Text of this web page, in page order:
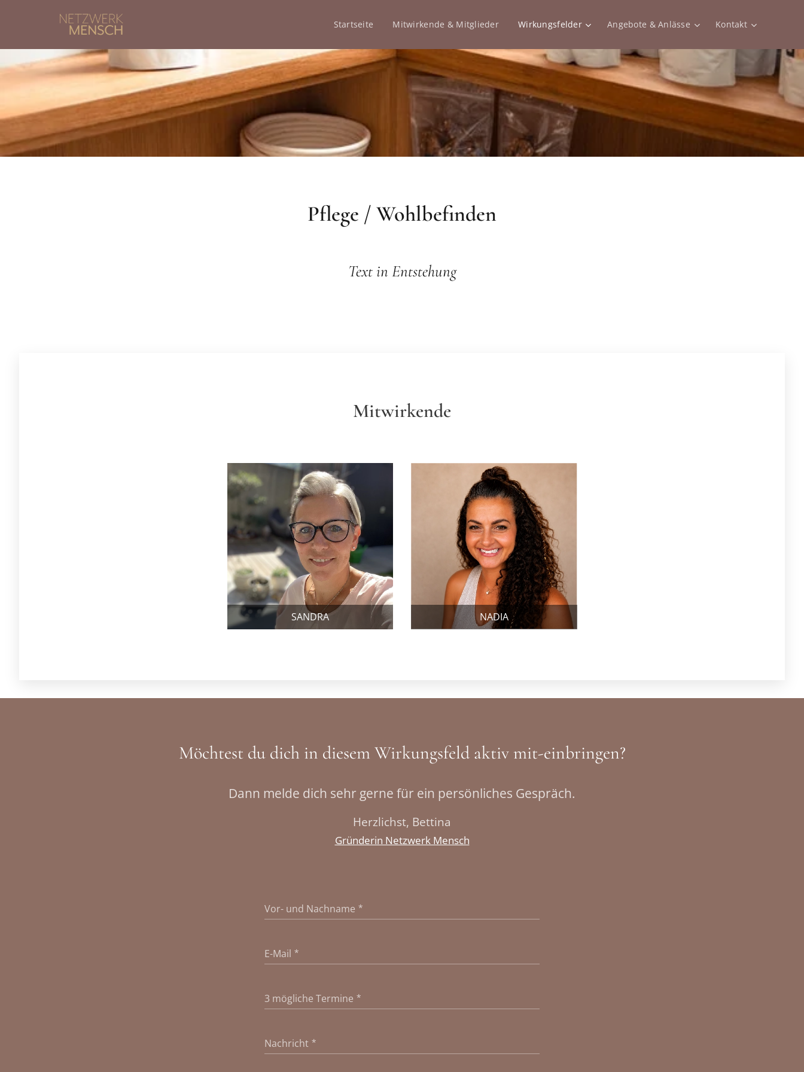
Startseite Mitwirkende & Mitglieder Wirkungsfelder Angebote & Anlässe Kontakt
Pflege / Wohlbefinden
Text in Entstehung
Mitwirkende
SANDRA NADIA
Möchtest du dich in diesem Wirkungsfeld aktiv mit-einbringen?
Dann melde dich sehr gerne für ein persönliches Gespräch.
Herzlichst, Bettina
Gründerin Netzwerk Mensch
Vor- und Nachname
E-Mail
3 mögliche Termine
Nachricht